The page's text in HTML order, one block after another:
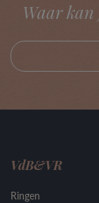
Waar kan
VdB&VR
Ringen